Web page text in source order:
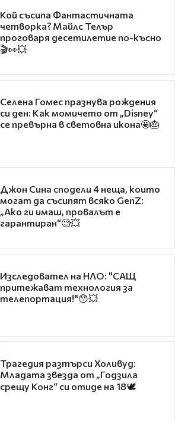
Кой съсипа Фантастичната
четворка? Майлс Телър
проговаря десетилетие по-късно
🎬👀💥
Селена Гомес празнува рождения
си ден: Как момичето от „Disney“
се превърна в световна икона🤩🎂
Джон Сина сподели 4 неща, които
могат да съсипят всяко GenZ:
„Ако ги имаш, провалът е
гарантиран“🧐💥
Изследовател на НЛО: "САЩ
притежават технология за
телепортация!"😯💥
Трагедия разтърси Холивуд:
Младата звезда от „Годзила
срещу Конг“ си отиде на 18🕊️